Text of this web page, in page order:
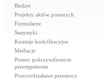
Budżet
Projekty aktów prawnych
Formularze
Statystyki
Komisje kodyfikacyjne
Mediacje
Pomoc pokrzywdzonym
przestępstwem
Przeciwdziałanie przemocy